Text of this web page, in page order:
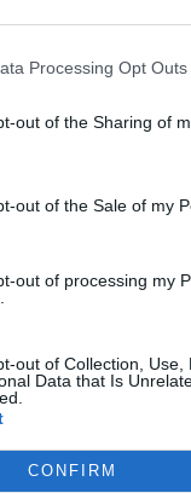
Processing Opt Outs
out of the Sharing of
out of the Sale of my
out of processing my
out of Collection,
Data that Is
CONFIRM